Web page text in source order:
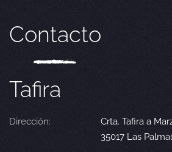
Contacto
Tafira
Dirección:
Crta. Tafira a
35017 Las